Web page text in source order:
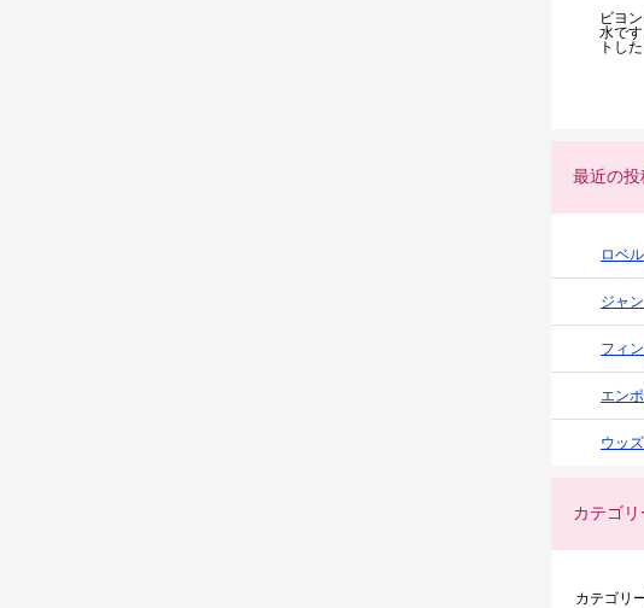
ビヨ
水で
トし
最近の投
ロベ
ジャ
フィ
エン
ウッ
カテゴリ
カテゴリ